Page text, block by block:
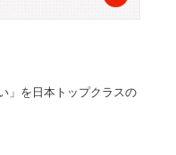
」を日本トップクラスの